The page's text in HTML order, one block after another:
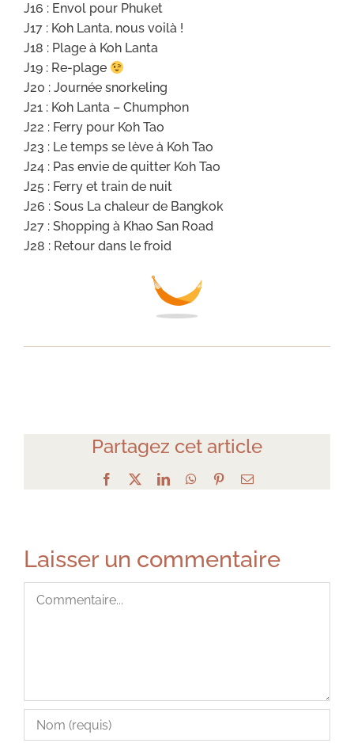
J16 : Envol pour Phuket
J17 : Koh Lanta, nous voilà !
J18 : Plage à Koh Lanta
J19 : Re-plage
J20 : Journée snorkeling
J21 : Koh Lanta – Chumphon
J22 : Ferry pour Koh Tao
J23 : Le temps se lève à Koh Tao
J24 : Pas envie de quitter Koh Tao
J25 : Ferry et train de nuit
J26 : Sous La chaleur de Bangkok
J27 : Shopping à Khao San Road
J28 : Retour dans le froid
Partagez cet article
Facebook LinkedInWhatsApp
PinterestEmail
Laisser un commentaire